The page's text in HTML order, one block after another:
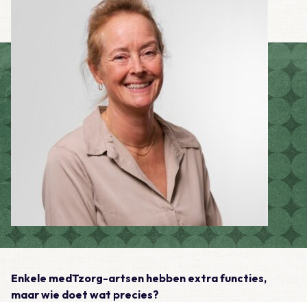
Enkele medTzorg-artsen hebben extra functies,
maar wie doet wat precies?